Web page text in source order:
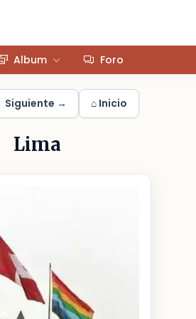
Album Foro
Siguiente → ⌂ Inicio
Lima